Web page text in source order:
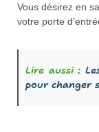
Vous désirez en
votre porte
Lire aussi :
pour changer